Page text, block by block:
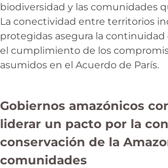
biodiversidad y las comunidades
La conectividad entre territorios
protegidas asegura la continuidad
el cumplimiento de los
asumidos en el Acuerdo de París.
Gobiernos amazónicos
liderar un pacto por la
conservación de la
comunidades